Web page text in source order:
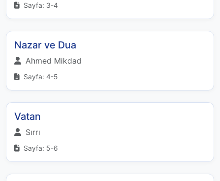
Sayfa: 3-4
Nazar ve Dua
Ahmed Mikdad
Sayfa: 4-5
Vatan
Sırrı
Sayfa: 5-6